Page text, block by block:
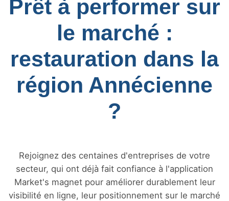
Prêt à performer sur
le marché :
restauration dans la
région Annécienne
?
Rejoignez des centaines d'entreprises de votre
secteur, qui ont déjà fait confiance à l'application
Market's magnet pour améliorer durablement leur
visibilité en ligne, leur positionnement sur le marché